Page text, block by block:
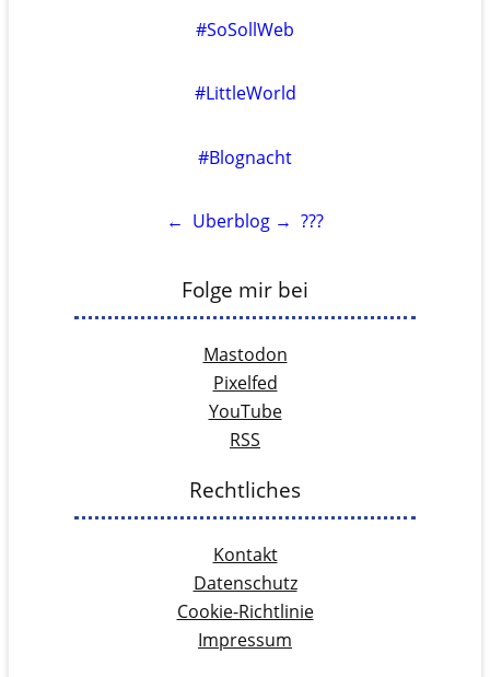
#SoSollWeb
#LittleWorld
#Blognacht
← Uberblog → ???
Folge mir bei
Mastodon
Pixelfed
YouTube
RSS
Rechtliches
Kontakt
Datenschutz
Cookie-Richtlinie
Impressum